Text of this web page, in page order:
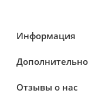
Информация
Дополнительно
Отзывы о нас